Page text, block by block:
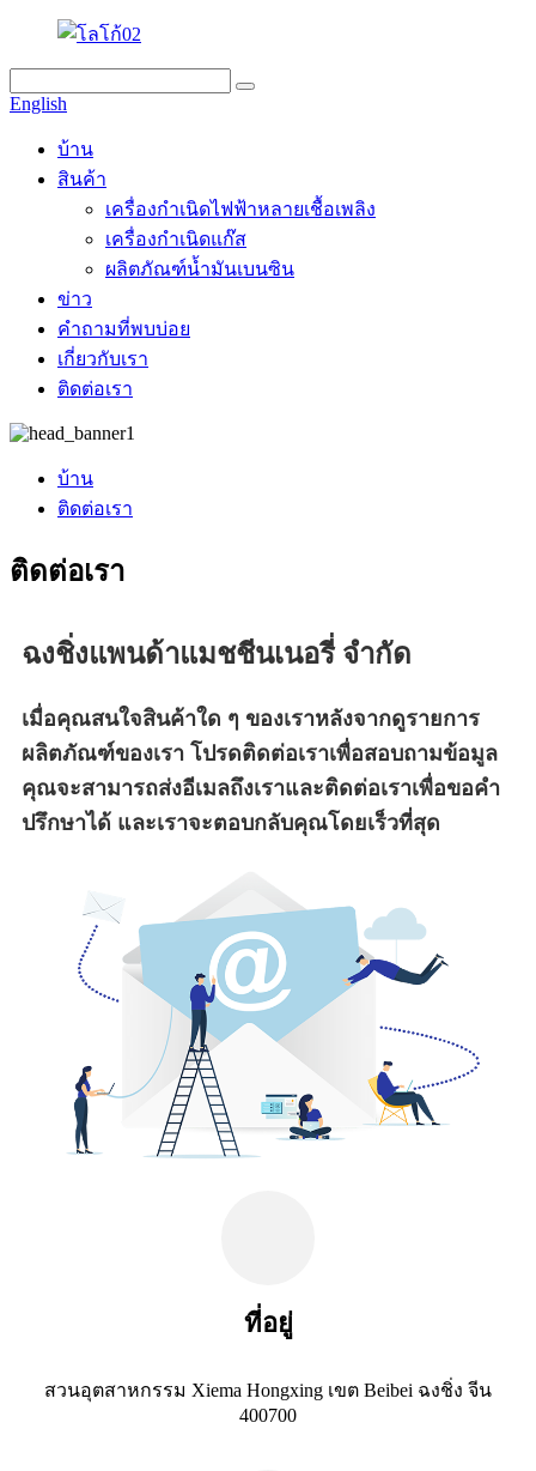
English
บ้าน
สินค้า
เครื่องกำเนิดไฟฟ้าหลายเชื้อเพลิง
เครื่องกำเนิดแก๊ส
ผลิตภัณฑ์น้ำมันเบนซิน
ข่าว
คำถามที่พบบ่อย
เกี่ยวกับเรา
ติดต่อเรา
บ้าน
ติดต่อเรา
ติดต่อเรา
ฉงชิ่งแพนด้าแมชชีนเนอรี่ จำกัด
เมื่อคุณสนใจสินค้าใด ๆ ของเราหลังจากดูรายการ
ผลิตภัณฑ์ของเรา โปรดติดต่อเราเพื่อสอบถามข้อมูล
คุณจะสามารถส่งอีเมลถึงเราและติดต่อเราเพื่อขอคำ
ปรึกษาได้ และเราจะตอบกลับคุณโดยเร็วที่สุด
ที่อยู่
สวนอุตสาหกรรม Xiema Hongxing เขต Beibei ฉงชิ่ง จีน
400700